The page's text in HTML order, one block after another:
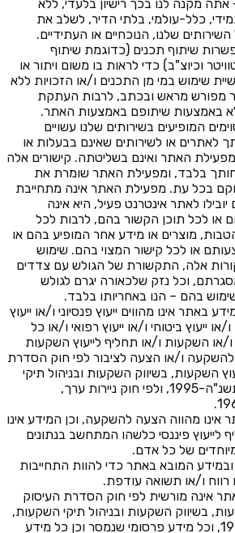
אתה מקנה לנו בכך רישיון בלעדי, ללא
כלל-עולמי, בלתי הדיר, לשלב את
שלנו, הנוכחיים או העתידיים.
שיתוף תכנים (כדוגמת שיתוף
וכיוצ"ב) כדי לראות בו משום ויתור או
שימוש במי מן התכנים ו/או הזכויות ללא
מפורש מראש ובכתב, לרבות העתקת
באמצעות שיתופם באמצעות האתר.
המופיעים בשירותים שלנו עשויים
לאתרים או לשירותים שאינם בבעלות או
האתר ואינם בשליטתה. קישורים אלה
בלבד, ומפעילת האתר שומרת את
בכל עת. מפעילת האתר אינה מתחייבת
יובילו לאתר אינטרנט פעיל, היא אינה
או לכל תוכן הקשור בהם, לרבות לכל
מוצרים או מידע אחר המופיע בהם או
או לכל קישור המצוי בהם. שימוש
אלה, התקשורת של הגולש עם צדדים
וכל נזק שלכאורה יגרם לגולש
בהם – הנו באחריותו בלבד.
באתר אינו מהווים ייעוץ פנסיוני ו/או ייעוץ
ייעוץ ביטוחי ו/או ייעוץ רפואי ו/או כל
ו/או השקעות ו/או תחליף לייעוץ השקעות
ו/או הצעה לציבור לפי חוק הסדרת
השקעות, בשיווק השקעות ובניהול תיקי
השקעות, תשנ"ה-1995, ולפי חוק ניירות ערך,
אינו מהווה הצעה להשקעה, וכן המידע אינו
לייעוץ פיננסי כלשהו המתחשב בנתונים
של כל אדם.
ובמידע המובא באתר כדי להוות התחייבות
רווח ו/או תשואה עודפת.
אינה מורשית לפי חוק הסדרת העיסוק
בשיווק השקעות ובניהול תיקי השקעות,
תשנ"ה-1995, וכל מידע פרסומי שנמסר וכן כל מידע